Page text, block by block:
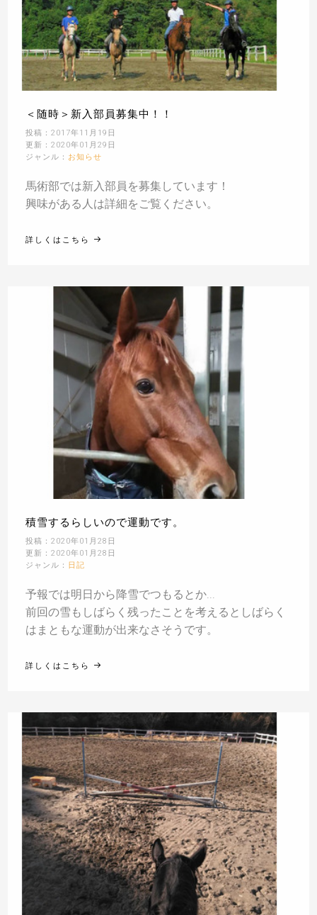
＜随時＞新入部員募集中！！
投稿：2017年11月19日
更新：2020年01月29日
ジャンル： お知らせ
馬術部では新入部員を募集しています！
興味がある人は詳細をご覧ください。
詳しくはこちら
積雪するらしいので運動です。
投稿：2020年01月28日
更新：2020年01月28日
ジャンル： 日記
予報では明日から降雪でつもるとか...
前回の雪もしばらく残ったことを考えるとしばらく
はまともな運動が出来なさそうです。
詳しくはこちら